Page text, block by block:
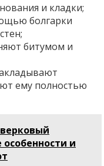
и кладки;
болгарки
битумом и
ему полностью
и